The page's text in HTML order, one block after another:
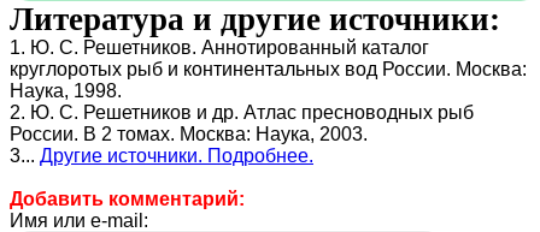
Литература и другие источники:
1. Ю. С. Решетников. Аннотированный каталог
круглоротых рыб и континентальных вод России. Москва:
Наука, 1998.
2. Ю. С. Решетников и др. Атлас пресноводных рыб
России. В 2 томах. Москва: Наука, 2003.
3... Другие источники. Подробнее.
Добавить комментарий:
Имя или e-mail: